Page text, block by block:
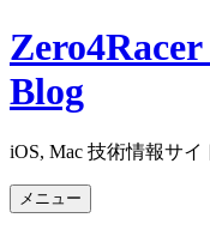
コ
ン
テ
ン
へ
ス
キ
Blog
iOS, Mac 技術情報サイ
メニュー